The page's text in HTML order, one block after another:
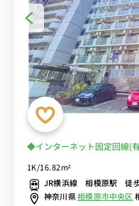
◆インターネット固定回線(
駅へ簡単アクセス☆
1K/16.82m²
JR横浜線 相模原駅 徒
神奈川県相模原市中央区